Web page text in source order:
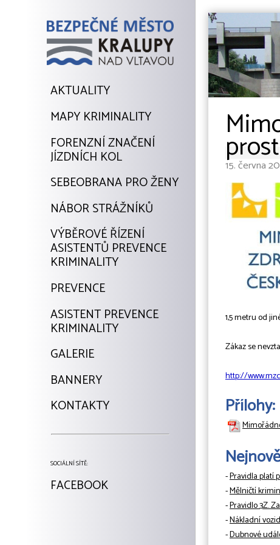
AKTUALITY
MAPY KRIMINALITY
FORENZNÍ ZNAČENÍ
JÍZDNÍCH KOL
SEBEOBRANA PRO ŽENY
NÁBOR STRÁŽNÍKŮ
VÝBĚROVÉ ŘÍZENÍ
ASISTENTŮ PREVENCE
KRIMINALITY
PREVENCE
ASISTENT PREVENCE
KRIMINALITY
GALERIE
BANNERY
KONTAKTY
SOCIÁLNÍ SÍTĚ:
FACEBOOK
15. června
1,5 metru od
Zákaz se
http://
Přílohy:
-Pravidla platí
-Mělničtí
-Pravidlo 3Z.
-Nákladní
-Dubnové